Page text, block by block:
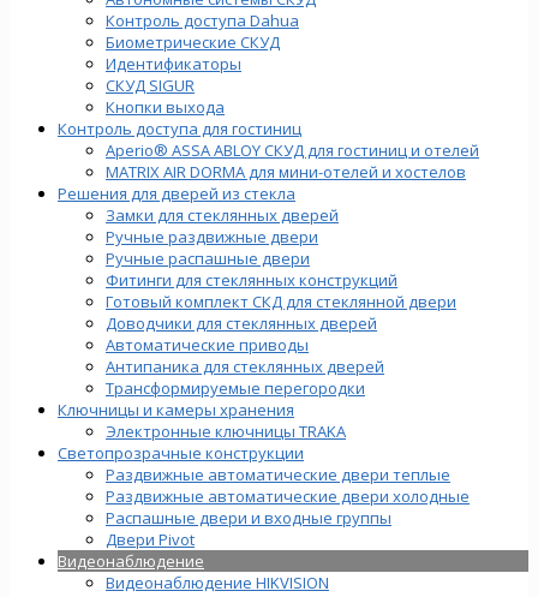
Контроль доступа Dahua
Биометрические СКУД
Идентификаторы
СКУД SIGUR
Кнопки выхода
Контроль доступа для гостиниц
Aperio® ASSA ABLOY СКУД для гостиниц и отелей
MATRIX AIR DORMA для мини-отелей и хостелов
Решения для дверей из стекла
Замки для стеклянных дверей
Ручные раздвижные двери
Ручные распашные двери
Фитинги для стеклянных конструкций
Готовый комплект СКД для стеклянной двери
Доводчики для стеклянных дверей
Автоматические приводы
Антипаника для стеклянных дверей
Трансформируемые перегородки
Ключницы и камеры хранения
Электронные ключницы TRAKA
Светопрозрачные конструкции
Раздвижные автоматические двери теплые
Раздвижные автоматические двери холодные
Распашные двери и входные группы
Двери Pivot
Видеонаблюдение
Видеонаблюдение HIKVISION